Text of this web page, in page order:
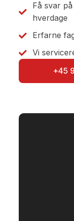
Få svar
hverdage
Erfarne
Vi
+45